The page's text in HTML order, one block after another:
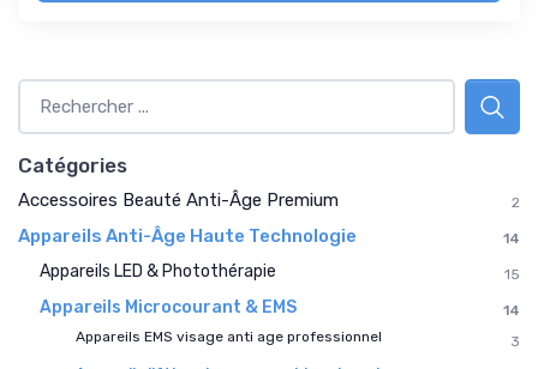
Catégories
Accessoires Beauté Anti-Âge Premium 2
Appareils Anti-Âge Haute Technologie 14
Appareils LED & Photothérapie 15
Appareils Microcourant & EMS
14
Appareils EMS visage anti age professionnel
3